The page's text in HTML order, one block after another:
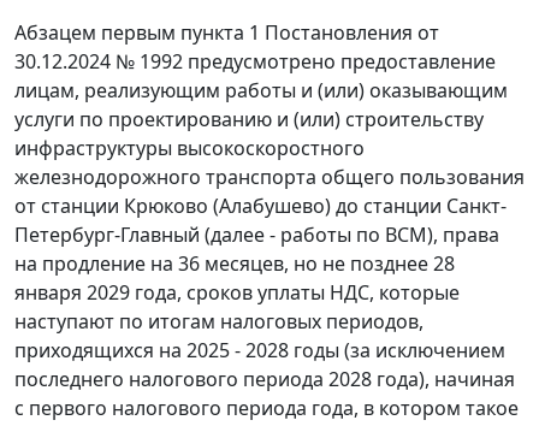
Абзацем первым пункта 1 Постановления от
30.12.2024 № 1992 предусмотрено предоставление
лицам, реализующим работы и (или) оказывающим
услуги по проектированию и (или) строительству
инфраструктуры высокоскоростного
железнодорожного транспорта общего пользования
от станции Крюково (Алабушево) до станции Санкт-
Петербург-Главный (далее - работы по ВСМ), права
на продление на 36 месяцев, но не позднее 28
января 2029 года, сроков уплаты НДС, которые
наступают по итогам налоговых периодов,
приходящихся на 2025 - 2028 годы (за исключением
последнего налогового периода 2028 года), начиная
с первого налогового периода года, в котором такое